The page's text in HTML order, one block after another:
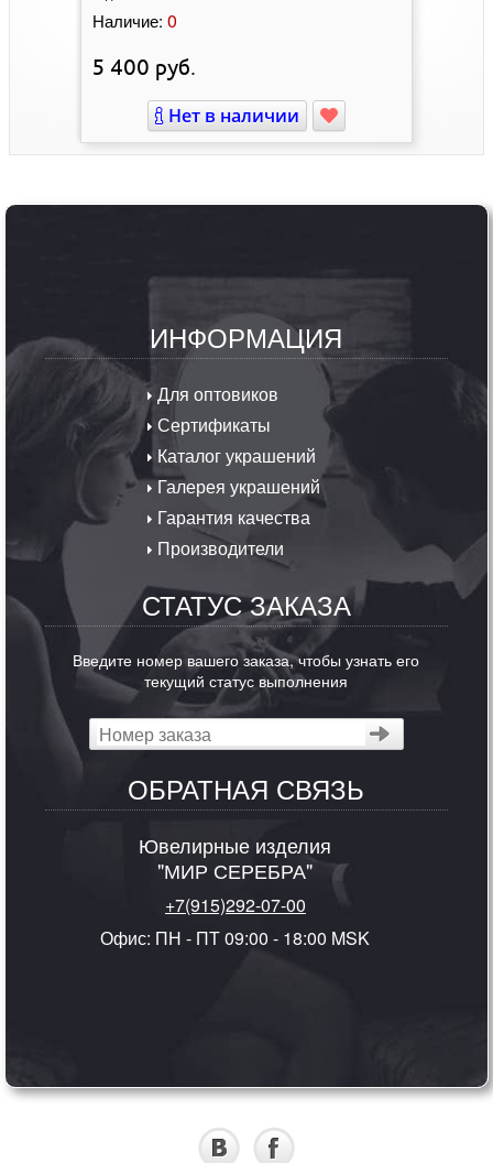
Наличие: 0
5 400 руб.
Нет в наличии
ИНФОРМАЦИЯ
Для оптовиков
Сертификаты
Каталог украшений
Галерея украшений
Гарантия качества
Производители
СТАТУС ЗАКАЗА
Введите номер вашего заказа, чтобы узнать его
текущий статус выполнения
ОБРАТНАЯ СВЯЗЬ
Ювелирные изделия
"МИР СЕРЕБРА"
+7(915)292-07-00
Офис: ПН - ПТ 09:00 - 18:00 MSK